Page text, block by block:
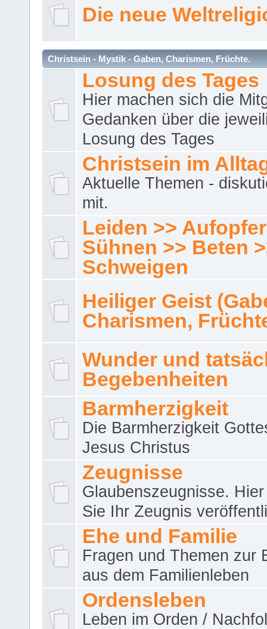
Die neue
Christsein - Mystik - Gaben, Charismen, Früchte.
Losung des Tages
Hier machen sich die
Gedanken über die
Losung des Tages
Christsein im
Aktuelle Themen -
mit.
Leiden >>
Sühnen >> Beten
Schweigen
Heiliger Geist
Charismen,
Wunder und
Begebenheiten
Barmherzigkeit
Die Barmherzigkeit
Jesus Christus
Zeugnisse
Glaubenszeugnisse.
Sie Ihr Zeugnis
Ehe und Familie
Fragen und Themen zur
aus dem Familienleben
Ordensleben
Leben im Orden /